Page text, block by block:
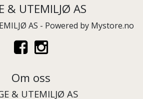
& UTEMILJØ AS
AS - Powered by Mystore.no
Om oss
& UTEMILJØ AS